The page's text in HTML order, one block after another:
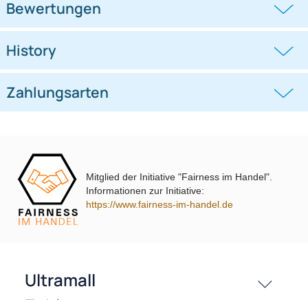
Lenkradfernbedienungsadapter
kompatibel mit Hyundai KIA
i10 i20 i30 i40 i45 i800 ix35 ix45 ohne
OEM-Soundsystem 24Pin/18Pin
59,95 €
kompatibel mit VW Passat Golf
79,95 €
passende Produkte
Bewertungen
Mitglied der Initiative "Fairness im Handel".
Informationen zur Initiative:
https://www.fairness-im-handel.de